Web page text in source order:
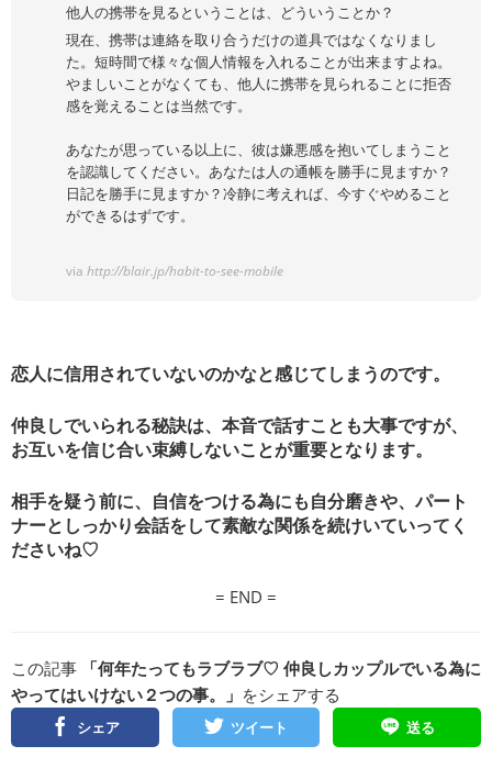
他人の携帯を見るということは、どういうことか？
現在、携帯は連絡を取り合うだけの道具ではなくなりまし
た。短時間で様々な個人情報を入れることが出来ますよね。
やましいことがなくても、他人に携帯を見られることに拒否
感を覚えることは当然です。
あなたが思っている以上に、彼は嫌悪感を抱いてしまうこと
を認識してください。あなたは人の通帳を勝手に見ますか？
日記を勝手に見ますか？冷静に考えれば、今すぐやめること
ができるはずです。
via http://blair.jp/habit-to-see-mobile
恋人に信用されていないのかなと感じてしまうのです。
仲良しでいられる秘訣は、本音で話すことも大事ですが、
お互いを信じ合い束縛しないことが重要となります。
相手を疑う前に、自信をつける為にも自分磨きや、パート
ナーとしっかり会話をして素敵な関係を続けいていってく
ださいね♡
= END =
この記事
「何年たってもラブラブ♡ 仲良しカップルでいる為に
やってはいけない２つの事。」 をシェアする
シェア ツイート 送る